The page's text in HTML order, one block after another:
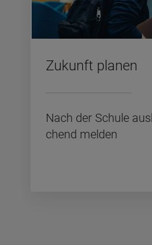
Zu­kunft pla­nen
Nach der Schu­le
chend mel­den